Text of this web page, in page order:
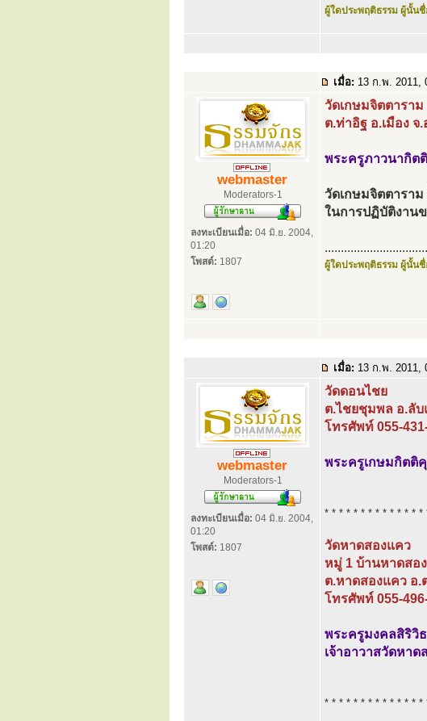
ผู้ใดประพฤติธรรม ผู้นั้น
เมื่อ: 13 ก.พ. 2011,
webmaster
Moderators-1
ลงทะเบียนเมื่อ: 04 มิ.ย. 2004,
01:20
โพสต์: 1807
วัดเกษมจิตตาราม
ต.ท่าอิฐ อ.เมือง จ
พระครูภาวนากิต
วัดเกษมจิตตารา
ในการปฏิบัติงาน
ผู้ใดประพฤติธรรม ผู้นั้น
เมื่อ: 13 ก.พ. 2011,
webmaster
Moderators-1
ลงทะเบียนเมื่อ: 04 มิ.ย. 2004,
01:20
โพสต์: 1807
วัดดอนไชย
ต.ไชยชุมพล อ.ลับ
โทรศัพท์ 055-
พระครูเกษมกิตติ
* * * * * * * * * * * * *
วัดหาดสองแคว
หมู่ 1 บ้านหาดสอ
ต.หาดสองแคว อ.
โทรศัพท์ 055-
พระครูมงคลสิริวิ
เจ้าอาวาสวัดหา
* * * * * * * * * * * * *